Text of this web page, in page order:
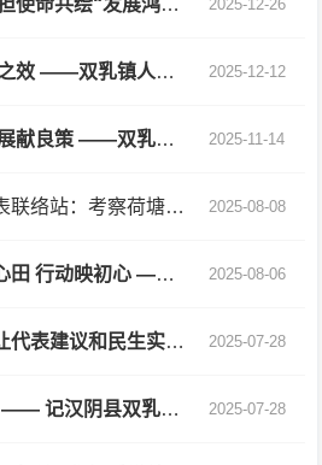
聚合力答好“民生答卷” 担使命共绘“发展鸿篇” 2025-12-26
强化监督之力 提升履职之效 ——双乳镇人大开展专项工作评议 2025-12-12
深入一线察实情 聚焦发展献良策 ——双乳镇人大开展安全饮水保障与集体经济发展融合调研视察纪实 2025-11-14
双乳镇集镇社区人大代表联络站：考察荷塘景韵 建言发展新篇 2025-08-08
汉阴县双乳镇：清泉润心田 行动映初心 ——人大代表抗旱保饮工作纪实 2025-08-06
双乳镇人大：专项督办让代表建议和民生实事办理“落地有声” 2025-07-28
“桃”富乡村 “桥”连民心 —— 记汉阴县双乳镇人大代表、江河村党支部书记李明余 2025-07-28